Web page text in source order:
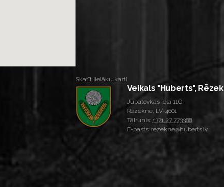
Skatīt lielāku karti
Veikals "Huberts",
Jupatovkas iela 11G
Rēzekne, LV-4601
Tālrunis: +371 27 773388
E-pasts: rezekne@huberts.lv